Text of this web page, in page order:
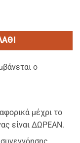
ποσότητα
ο
μέχρι το
είναι ΔΩΡΕΑΝ.